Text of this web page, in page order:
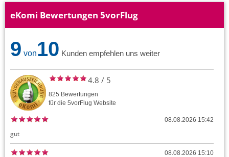
eKomi Bewertungen 5vorFlug
9 von10 Kunden empfehlen uns weiter
4.8 / 5
825 Bewertungen
für die 5vorFlug Website
08.08.2026 15:42
gut
08.08.2026 15:10